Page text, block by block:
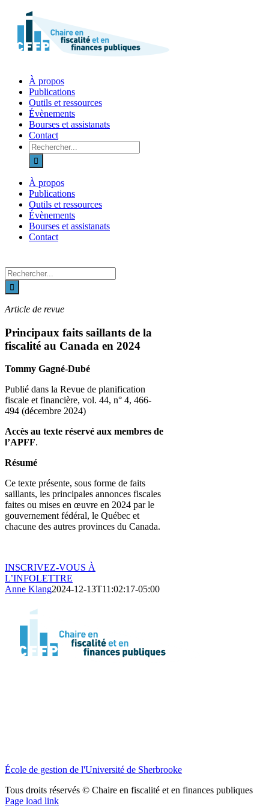
À propos
Publications
Outils et ressources
Évènements
Bourses et assistanats
Contact
Recherche
sur
le
site
:
À propos
Publications
Outils et ressources
Évènements
Bourses et assistanats
Contact
Recherche
sur
le
site
:
Article de revue
Principaux faits saillants de la
fiscalité au Canada en 2024
Tommy Gagné-Dubé
Publié dans la Revue de planification
fiscale et financière, vol. 44, n° 4, 466-
494 (décembre 2024)
Accès au texte réservé aux membres de
l’APFF.
Résumé
Ce texte présente, sous forme de faits
saillants, les principales annonces fiscales
faites ou mises en œuvre en 2024 par le
gouvernement fédéral, le Québec et
chacune des autres provinces du Canada.
INSCRIVEZ-VOUS À
L’INFOLETTRE
Anne Klang2024-12-13T11:02:17-05:00
École de gestion de l'Université de Sherbrooke
Tous droits réservés © Chaire en fiscalité et en finances publiques
YouTube
Page load link